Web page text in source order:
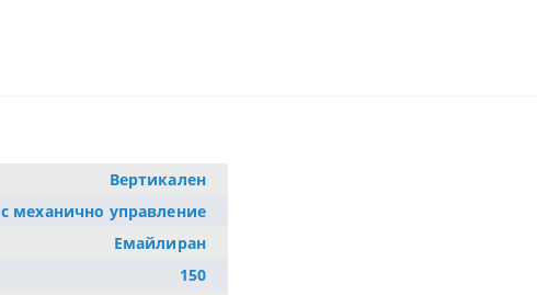
Вертикален
с механично управление
Eмайлиран
150